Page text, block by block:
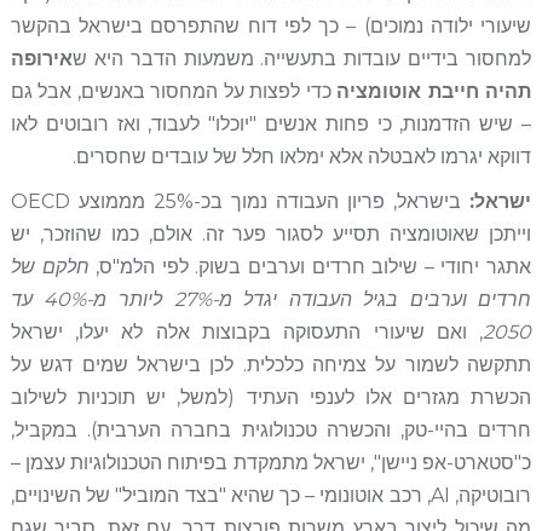
שיעורי ילודה נמוכים) – כך לפי דוח שהתפרסם בישראל בהקשר
למחסור בידיים עובדות בתעשייה. משמעות הדבר היא שאירופה
תהיה חייבת אוטומציה כדי לפצות על המחסור באנשים, אבל גם
– שיש הזדמנות, כי פחות אנשים "יוכלו" לעבוד, ואז רובוטים לאו
דווקא יגרמו לאבטלה אלא ימלאו חלל של עובדים שחסרים.
ישראל:
בישראל, פריון העבודה נמוך בכ-25% מממוצע OECD
וייתכן שאוטומציה תסייע לסגור פער זה. אולם, כמו שהוזכר, יש
אתגר יחודי – שילוב חרדים וערבים בשוק. לפי הלמ"ס, חלקם של
חרדים וערבים בגיל העבודה יגדל מ-27% ליותר מ-40% עד
2050, ואם שיעורי התעסוקה בקבוצות אלה לא יעלו, ישראל
תתקשה לשמור על צמיחה כלכלית. לכן בישראל שמים דגש על
הכשרת מגזרים אלו לענפי העתיד (למשל, יש תוכניות לשילוב
חרדים בהיי-טק, והכשרה טכנולוגית בחברה הערבית). במקביל,
כ"סטארט-אפ ניישן", ישראל מתמקדת בפיתוח הטכנולוגיות עצמן –
רובוטיקה, AI, רכב אוטונומי – כך שהיא "בצד המוביל" של השינויים,